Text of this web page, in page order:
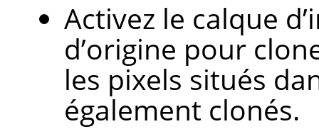
Activez le calque
d’origine pour
les pixels situés
également clonés.